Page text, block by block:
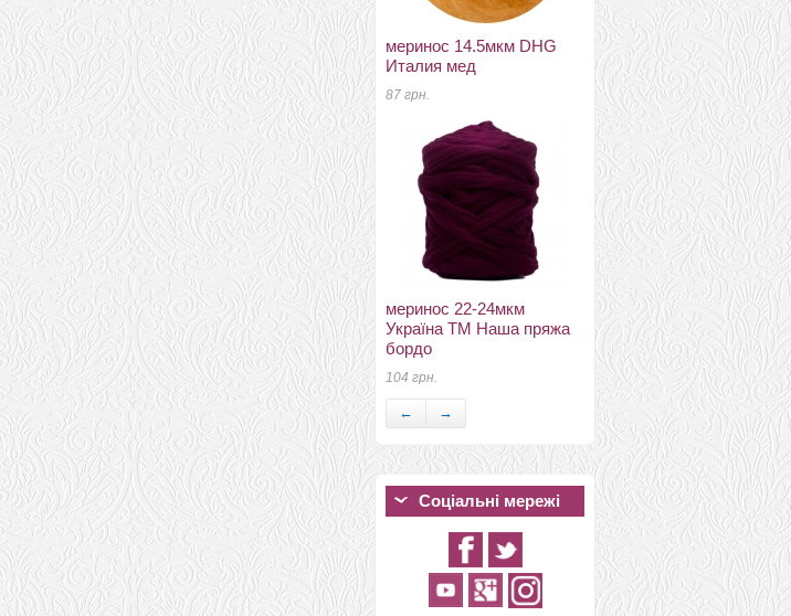
меринос 14.5мкм DHG
Италия мед
87 грн.
меринос 22-24мкм
Україна ТМ Наша пряжа
бордо
104 грн.
меринос 16 мкм DHG
Италия абрикос
140 грн.
меринос 21 мкм Англія
кукурудза
120 грн.
← →
Соціальні мережі